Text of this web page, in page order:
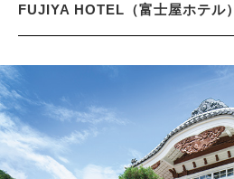
FUJIYA HOTEL（富士屋ホテル）